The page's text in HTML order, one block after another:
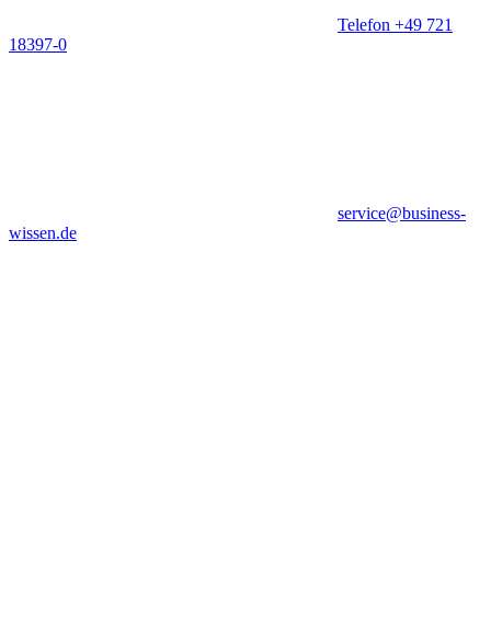
Telefon +49 721
18397-0
service@business-
wissen.de